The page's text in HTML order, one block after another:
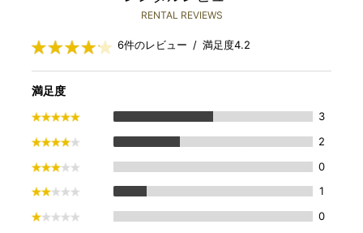
RENTAL REVIEWS
6件のレビュー / 満足度4.2
満足度
3
2
0
1
0